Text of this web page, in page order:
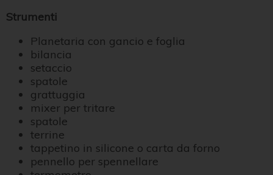
Strumenti
Planetaria con gancio e foglia
bilancia
setaccio
spatole
grattuggia
mixer per tritare
spatole
terrine
tappetino in silicone o carta da forno
pennello per spennellare